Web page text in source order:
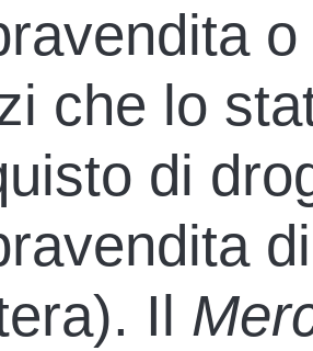
che lo
di
Il